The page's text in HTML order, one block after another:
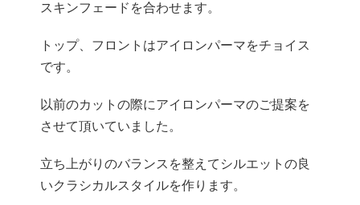
スキンフェードを合わせます。
トップ、フロントはアイロンパーマをチョイス
です。
以前のカットの際にアイロンパーマのご提案を
させて頂いていました。
立ち上がりのバランスを整えてシルエットの良
いクラシカルスタイルを作ります。